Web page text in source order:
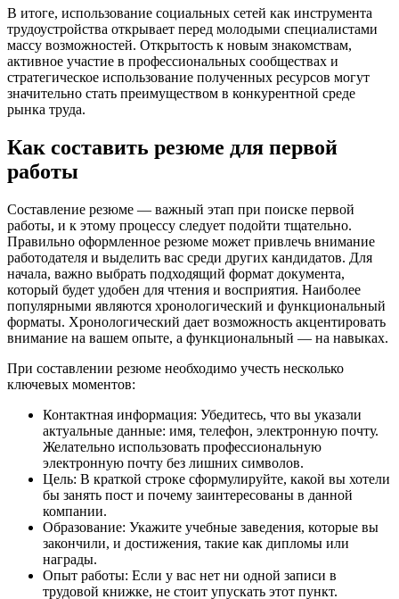
В итоге, использование социальных сетей как инструмента
трудоустройства открывает перед молодыми специалистами
массу возможностей. Открытость к новым знакомствам,
активное участие в профессиональных сообществах и
стратегическое использование полученных ресурсов могут
значительно стать преимуществом в конкурентной среде
рынка труда.
Как составить резюме для первой
работы
Составление резюме — важный этап при поиске первой
работы, и к этому процессу следует подойти тщательно.
Правильно оформленное резюме может привлечь внимание
работодателя и выделить вас среди других кандидатов. Для
начала, важно выбрать подходящий формат документа,
который будет удобен для чтения и восприятия. Наиболее
популярными являются хронологический и функциональный
форматы. Хронологический дает возможность акцентировать
внимание на вашем опыте, а функциональный — на навыках.
При составлении резюме необходимо учесть несколько
ключевых моментов:
Контактная информация: Убедитесь, что вы указали
актуальные данные: имя, телефон, электронную почту.
Желательно использовать профессиональную
электронную почту без лишних символов.
Цель: В краткой строке сформулируйте, какой вы хотели
бы занять пост и почему заинтересованы в данной
компании.
Образование: Укажите учебные заведения, которые вы
закончили, и достижения, такие как дипломы или
награды.
Опыт работы: Если у вас нет ни одной записи в
трудовой книжке, не стоит упускать этот пункт.